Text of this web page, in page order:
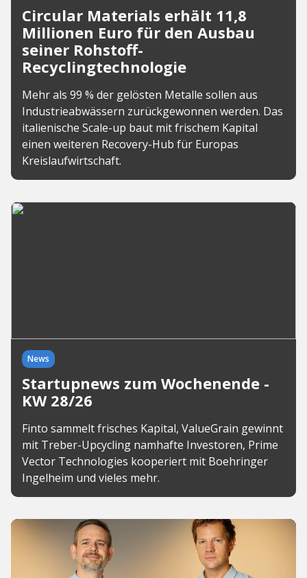
Circular Materials erhält 11,8
Millionen Euro für den Ausbau
seiner Rohstoff-
Recyclingtechnologie
Mehr als 99 % der gelösten Metalle sollen aus
Industrieabwässern zurückgewonnen werden. Das
italienische Scale-up baut mit frischem Kapital
einen weiteren Recovery-Hub für Europas
Kreislaufwirtschaft.
News
Startupnews zum Wochenende -
KW 28/26
Finto sammelt frisches Kapital, ValueGrain gewinnt
mit Treber-Upcycling namhafte Investoren, Prime
Vector Technologies kooperiert mit Boehringer
Ingelheim und vieles mehr.